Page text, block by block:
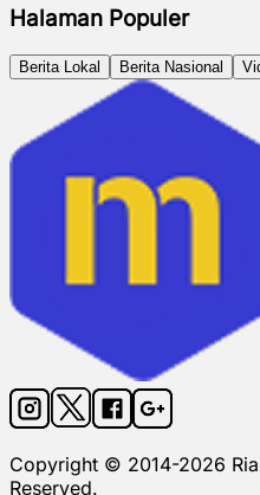
Halaman Populer
Berita Lokal Berita Nasional
Copyright © 2014-2026
Reserved.